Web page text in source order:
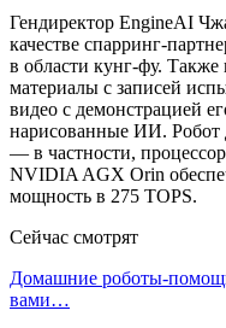
Гендиректор EngineAI
качестве спарринг-
в области кунг-фу.
материалы с записей
видео с демонстрацией
нарисованные ИИ. Робот
— в частности,
NVIDIA AGX Orin
мощность в 275 TOPS.
Сейчас смотрят
Домашние роботы-
вами…